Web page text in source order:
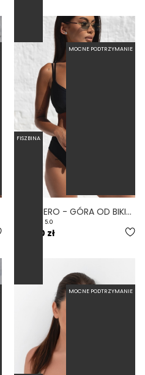
MOCNE PODTRZYMANIE
BESO NERO - GÓRA OD BIKINI Z FISZBINAMI CZARNY
5.0
239,00 zł
FISZBINA
MOCNE PODTRZYMANIE